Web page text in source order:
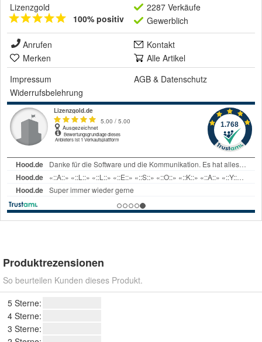
Lizenzgold
100% positiv
2287 Verkäufe
Gewerblich
Anrufen
Kontakt
Merken
Alle Artikel
Impressum
AGB & Datenschutz
Widerrufsbelehrung
Produktrezensionen
So beurteilen Kunden dieses Produkt.
5 Sterne:
4 Sterne:
3 Sterne: